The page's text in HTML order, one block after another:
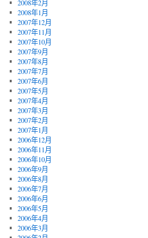
2008年2月
2008年1月
2007年12月
2007年11月
2007年10月
2007年9月
2007年8月
2007年7月
2007年6月
2007年5月
2007年4月
2007年3月
2007年2月
2007年1月
2006年12月
2006年11月
2006年10月
2006年9月
2006年8月
2006年7月
2006年6月
2006年5月
2006年4月
2006年3月